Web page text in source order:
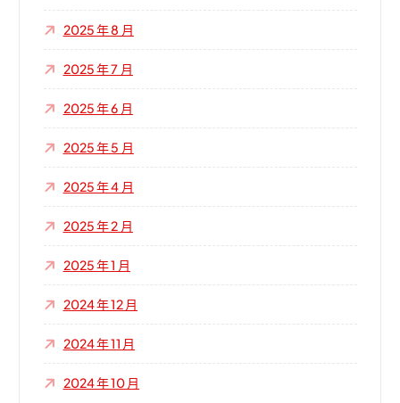
2025 年 8 月
2025 年 7 月
2025 年 6 月
2025 年 5 月
2025 年 4 月
2025 年 2 月
2025 年 1 月
2024 年 12 月
2024 年 11 月
2024 年 10 月